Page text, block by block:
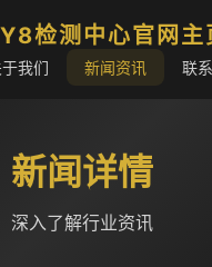
检测中心官网主
我们 新闻资讯 联
新闻详情
深入了解行业资讯